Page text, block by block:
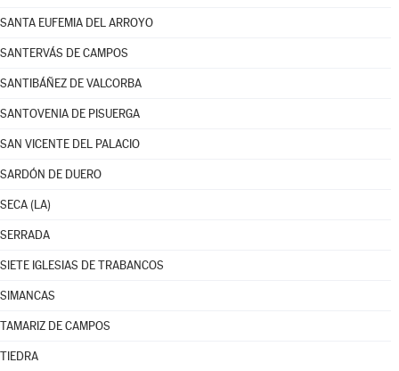
SANTA EUFEMIA DEL ARROYO
SANTERVÁS DE CAMPOS
SANTIBÁÑEZ DE VALCORBA
SANTOVENIA DE PISUERGA
SAN VICENTE DEL PALACIO
SARDÓN DE DUERO
SECA (LA)
SERRADA
SIETE IGLESIAS DE TRABANCOS
SIMANCAS
TAMARIZ DE CAMPOS
TIEDRA